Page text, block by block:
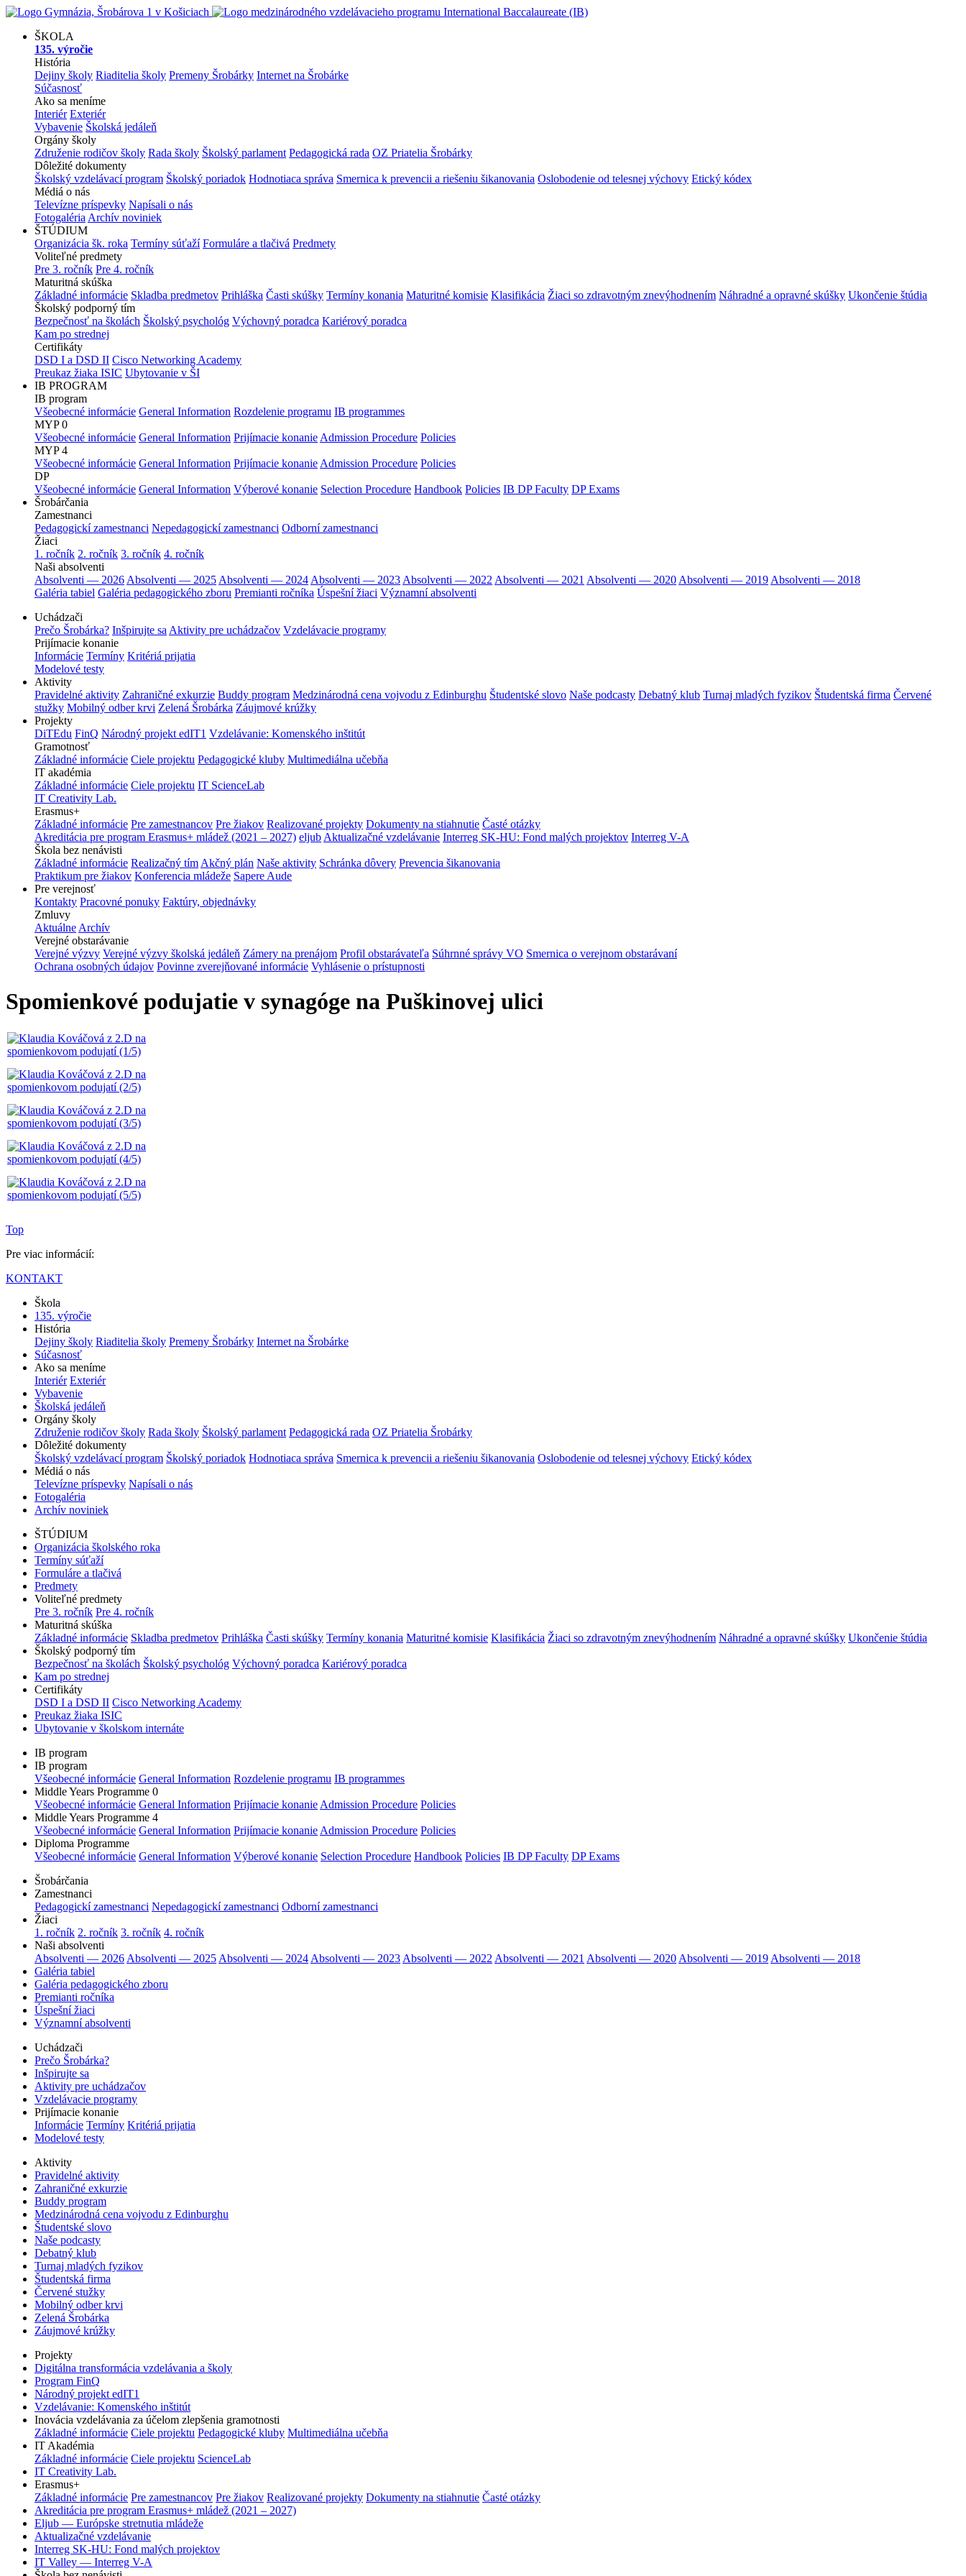
ŠKOLA
135. výročie
História
Dejiny školy Riaditelia školy Premeny Šrobárky Internet na Šrobárke
Súčasnosť
Ako sa meníme
Interiér Exteriér
Vybavenie Školská jedáleň
Orgány školy
Združenie rodičov školy Rada školy Školský parlament Pedagogická rada OZ Priatelia Šrobárky
Dôležité dokumenty
Školský vzdelávací program Školský poriadok Hodnotiaca správa Smernica k prevencii a riešeniu šikanovania Oslobodenie od telesnej výchovy Etický kódex
Médiá o nás
Televízne príspevky Napísali o nás
Fotogaléria Archív noviniek
ŠTÚDIUM
Organizácia šk. roka Termíny súťaží Formuláre a tlačivá Predmety
Voliteľné predmety
Pre 3. ročník Pre 4. ročník
Maturitná skúška
Základné informácie Skladba predmetov Prihláška Časti skúšky Termíny konania Maturitné komisie Klasifikácia Žiaci so zdravotným znevýhodnením Náhradné a opravné skúšky Ukončenie štúdia
Školský podporný tím
Bezpečnosť na školách Školský psychológ Výchovný poradca Kariérový poradca
Kam po strednej
Certifikáty
DSD I a DSD II Cisco Networking Academy
Preukaz žiaka ISIC Ubytovanie v ŠI
IB PROGRAM
IB program
Všeobecné informácie General Information Rozdelenie programu IB programmes
MYP 0
Všeobecné informácie General Information Prijímacie konanie Admission Procedure Policies
MYP 4
Všeobecné informácie General Information Prijímacie konanie Admission Procedure Policies
DP
Všeobecné informácie General Information Výberové konanie Selection Procedure Handbook Policies IB DP Faculty DP Exams
Šrobárčania
Zamestnanci
Pedagogickí zamestnanci Nepedagogickí zamestnanci Odborní zamestnanci
Žiaci
1. ročník 2. ročník 3. ročník 4. ročník
Naši absolventi
Absolventi — 2026 Absolventi — 2025 Absolventi — 2024 Absolventi — 2023 Absolventi — 2022 Absolventi — 2021 Absolventi — 2020 Absolventi — 2019 Absolventi — 2018
Galéria tabiel Galéria pedagogického zboru Premianti ročníka Úspešní žiaci Významní absolventi
Uchádzači
Prečo Šrobárka? Inšpirujte sa Aktivity pre uchádzačov Vzdelávacie programy
Prijímacie konanie
Informácie Termíny Kritériá prijatia
Modelové testy
Aktivity
Pravidelné aktivity Zahraničné exkurzie Buddy program Medzinárodná cena vojvodu z Edinburghu Študentské slovo Naše podcasty Debatný klub Turnaj mladých fyzikov Študentská firma Červené
stužky Mobilný odber krvi Zelená Šrobárka Záujmové krúžky
Projekty
DiTEdu FinQ Národný projekt edIT1 Vzdelávanie: Komenského inštitút
Gramotnosť
Základné informácie Ciele projektu Pedagogické kluby Multimediálna učebňa
IT akadémia
Základné informácie Ciele projektu IT ScienceLab
IT Creativity Lab.
Erasmus+
Základné informácie Pre zamestnancov Pre žiakov Realizované projekty Dokumenty na stiahnutie Časté otázky
Akreditácia pre program Erasmus+ mládež (2021 – 2027) eljub Aktualizačné vzdelávanie Interreg SK-HU: Fond malých projektov Interreg V-A
Škola bez nenávisti
Základné informácie Realizačný tím Akčný plán Naše aktivity Schránka dôvery Prevencia šikanovania
Praktikum pre žiakov Konferencia mládeže Sapere Aude
Pre verejnosť
Kontakty Pracovné ponuky Faktúry, objednávky
Zmluvy
Aktuálne Archív
Verejné obstarávanie
Verejné výzvy Verejné výzvy školská jedáleň Zámery na prenájom Profil obstarávateľa Súhrnné správy VO Smernica o verejnom obstarávaní
Ochrana osobných údajov Povinne zverejňované informácie Vyhlásenie o prístupnosti
Spomienkové podujatie v synagóge na Puškinovej ulici
Top
Pre viac informácií:
KONTAKT
Škola
135. výročie
História
Dejiny školy Riaditelia školy Premeny Šrobárky Internet na Šrobárke
Súčasnosť
Ako sa meníme
Interiér Exteriér
Vybavenie
Školská jedáleň
Orgány školy
Združenie rodičov školy Rada školy Školský parlament Pedagogická rada OZ Priatelia Šrobárky
Dôležité dokumenty
Školský vzdelávací program Školský poriadok Hodnotiaca správa Smernica k prevencii a riešeniu šikanovania Oslobodenie od telesnej výchovy Etický kódex
Médiá o nás
Televízne príspevky Napísali o nás
Fotogaléria
Archív noviniek
ŠTÚDIUM
Organizácia školského roka
Termíny súťaží
Formuláre a tlačivá
Predmety
Voliteľné predmety
Pre 3. ročník Pre 4. ročník
Maturitná skúška
Základné informácie Skladba predmetov Prihláška Časti skúšky Termíny konania Maturitné komisie Klasifikácia Žiaci so zdravotným znevýhodnením Náhradné a opravné skúšky Ukončenie štúdia
Školský podporný tím
Bezpečnosť na školách Školský psychológ Výchovný poradca Kariérový poradca
Kam po strednej
Certifikáty
DSD I a DSD II Cisco Networking Academy
Preukaz žiaka ISIC
Ubytovanie v školskom internáte
IB program
IB program
Všeobecné informácie General Information Rozdelenie programu IB programmes
Middle Years Programme 0
Všeobecné informácie General Information Prijímacie konanie Admission Procedure Policies
Middle Years Programme 4
Všeobecné informácie General Information Prijímacie konanie Admission Procedure Policies
Diploma Programme
Všeobecné informácie General Information Výberové konanie Selection Procedure Handbook Policies IB DP Faculty DP Exams
Šrobárčania
Zamestnanci
Pedagogickí zamestnanci Nepedagogickí zamestnanci Odborní zamestnanci
Žiaci
1. ročník 2. ročník 3. ročník 4. ročník
Naši absolventi
Absolventi — 2026 Absolventi — 2025 Absolventi — 2024 Absolventi — 2023 Absolventi — 2022 Absolventi — 2021 Absolventi — 2020 Absolventi — 2019 Absolventi — 2018
Galéria tabiel
Galéria pedagogického zboru
Premianti ročníka
Úspešní žiaci
Významní absolventi
Uchádzači
Prečo Šrobárka?
Inšpirujte sa
Aktivity pre uchádzačov
Vzdelávacie programy
Prijímacie konanie
Informácie Termíny Kritériá prijatia
Modelové testy
Aktivity
Pravidelné aktivity
Zahraničné exkurzie
Buddy program
Medzinárodná cena vojvodu z Edinburghu
Študentské slovo
Naše podcasty
Debatný klub
Turnaj mladých fyzikov
Študentská firma
Červené stužky
Mobilný odber krvi
Zelená Šrobárka
Záujmové krúžky
Projekty
Digitálna transformácia vzdelávania a školy
Program FinQ
Národný projekt edIT1
Vzdelávanie: Komenského inštitút
Inovácia vzdelávania za účelom zlepšenia gramotnosti
Základné informácie Ciele projektu Pedagogické kluby Multimediálna učebňa
IT Akadémia
Základné informácie Ciele projektu ScienceLab
IT Creativity Lab.
Erasmus+
Základné informácie Pre zamestnancov Pre žiakov Realizované projekty Dokumenty na stiahnutie Časté otázky
Akreditácia pre program Erasmus+ mládež (2021 – 2027)
Eljub — Európske stretnutia mládeže
Aktualizačné vzdelávanie
Interreg SK-HU: Fond malých projektov
IT Valley — Interreg V-A